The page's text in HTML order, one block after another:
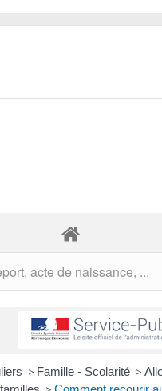
> Famille - Scolarité >